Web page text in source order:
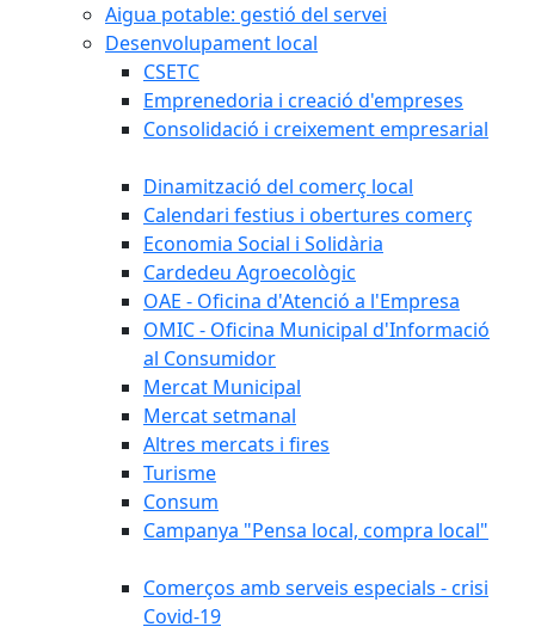
Aigua potable: gestió del servei
Desenvolupament local
CSETC
Emprenedoria i creació d'empreses
Consolidació i creixement empresarial
Dinamització del comerç local
Calendari festius i obertures comerç
Economia Social i Solidària
Cardedeu Agroecològic
OAE - Oficina d'Atenció a l'Empresa
OMIC - Oficina Municipal d'Informació
al Consumidor
Mercat Municipal
Mercat setmanal
Altres mercats i fires
Turisme
Consum
Campanya "Pensa local, compra local"
Comerços amb serveis especials - crisi
Covid-19